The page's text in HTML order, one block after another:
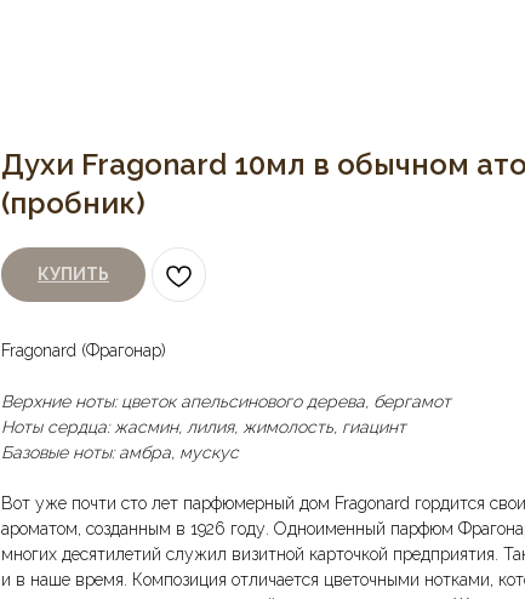
Духи Fragonard 10мл в обычном
(пробник)
КУПИТЬ
Fragonard (Фрагонар)
Верхние ноты: цветок апельсинового дерева, бергамот
Ноты сердца: жасмин, лилия, жимолость, гиацинт
Базовые ноты: амбра, мускус
Вот уже почти сто лет парфюмерный дом Fragonard гордится
ароматом, созданным в 1926 году. Одноименный парфюм
многих десятилетий служил визитной карточкой предприятия.
и в наше время. Композиция отличается цветочными нотками,